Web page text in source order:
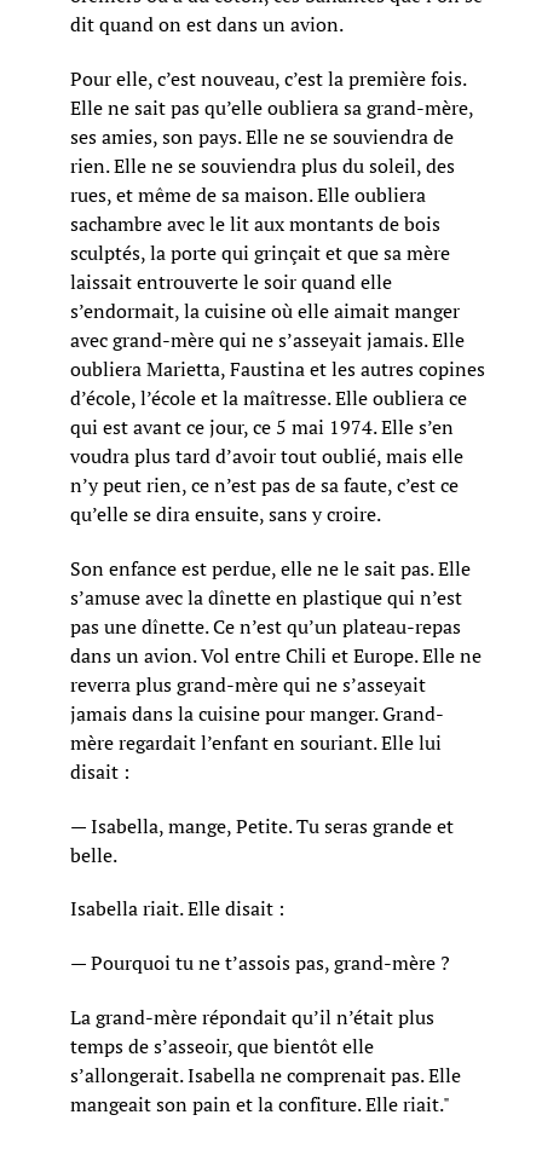
dit quand on est dans un avion.
Pour elle, c’est nouveau, c’est la première fois.
Elle ne sait pas qu’elle oubliera sa grand-mère,
ses amies, son pays. Elle ne se souviendra de
rien. Elle ne se souviendra plus du soleil, des
rues, et même de sa maison. Elle oubliera
sachambre avec le lit aux montants de bois
sculptés, la porte qui grinçait et que sa mère
laissait entrouverte le soir quand elle
s’endormait, la cuisine où elle aimait manger
avec grand-mère qui ne s’asseyait jamais. Elle
oubliera Marietta, Faustina et les autres copines
d’école, l’école et la maîtresse. Elle oubliera ce
qui est avant ce jour, ce 5 mai 1974. Elle s’en
voudra plus tard d’avoir tout oublié, mais elle
n’y peut rien, ce n’est pas de sa faute, c’est ce
qu’elle se dira ensuite, sans y croire.
Son enfance est perdue, elle ne le sait pas. Elle
s’amuse avec la dînette en plastique qui n’est
pas une dînette. Ce n’est qu’un plateau-repas
dans un avion. Vol entre Chili et Europe. Elle ne
reverra plus grand-mère qui ne s’asseyait
jamais dans la cuisine pour manger. Grand-
mère regardait l’enfant en souriant. Elle lui
disait :
— Isabella, mange, Petite. Tu seras grande et
belle.
Isabella riait. Elle disait :
— Pourquoi tu ne t’assois pas, grand-mère ?
La grand-mère répondait qu’il n’était plus
temps de s’asseoir, que bientôt elle
s’allongerait. Isabella ne comprenait pas. Elle
mangeait son pain et la confiture. Elle riait."